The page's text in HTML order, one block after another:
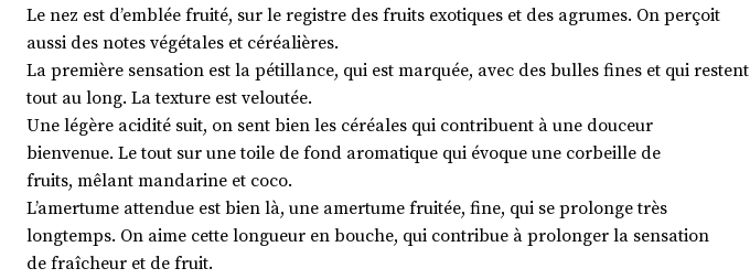
Le nez est d’emblée fruité, sur le registre des fruits exotiques et des agrumes. On perçoit
aussi des notes végétales et céréalières.
La première sensation est la pétillance, qui est marquée, avec des bulles fines et qui restent
tout au long. La texture est veloutée.
Une légère acidité suit, on sent bien les céréales qui contribuent à une douceur
bienvenue. Le tout sur une toile de fond aromatique qui évoque une corbeille de
fruits, mêlant mandarine et coco.
L’amertume attendue est bien là, une amertume fruitée, fine, qui se prolonge très
longtemps. On aime cette longueur en bouche, qui contribue à prolonger la sensation
de fraîcheur et de fruit.